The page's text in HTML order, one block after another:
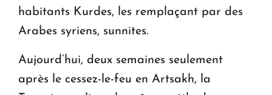
habitants Kurdes, les remplaçant par des
Arabes syriens, sunnites.
Aujourd’hui, deux semaines seulement
après le cessez-le-feu en Artsakh, la